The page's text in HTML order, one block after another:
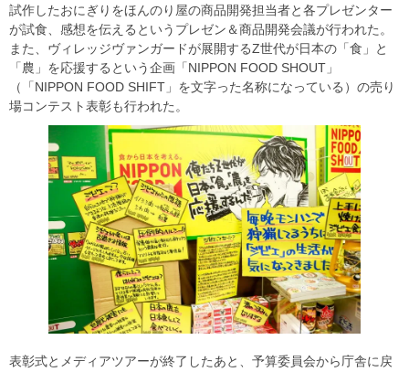
試作したおにぎりをほんのり屋の商品開発担当者と各プレゼンター
が試食、感想を伝えるというプレゼン＆商品開発会議が行われた。
また、ヴィレッジヴァンガードが展開するZ世代が日本の「食」と
「農」を応援するという企画「NIPPON FOOD SHOUT」
（「NIPPON FOOD SHIFT」を文字った名称になっている）の売り
場コンテスト表彰も行われた。
表彰式とメディアツアーが終了したあと、予算委員会から庁舎に戻